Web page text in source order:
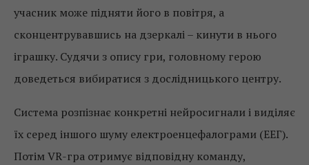
учасник може підняти його в повітря, а
сконцентрувавшись на дзеркалі – кинути в нього
іграшку. Судячи з опису гри, головному герою
доведеться вибиратися з дослідницького центру.
Система розпізнає конкретні нейросигнали і виділяє
їх серед іншого шуму електроенцефалограми (ЕЕГ).
Потім VR-гра отримує відповідну команду,